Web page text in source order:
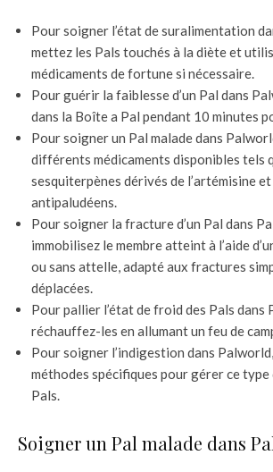
Pour soigner l’état de suralimentation
mettez les Pals touchés à la diète et
médicaments de fortune si nécessaire.
Pour guérir la faiblesse d’un Pal dans
dans la Boîte a Pal pendant 10 minutes
Pour soigner un Pal malade dans
différents médicaments disponibles tels
sesquiterpènes dérivés de l’artémisine et
antipaludéens.
Pour soigner la fracture d’un Pal dans
immobilisez le membre atteint à l’aide
ou sans attelle, adapté aux fractures
déplacées.
Pour pallier l’état de froid des Pals dans
réchauffez-les en allumant un feu de
Pour soigner l’indigestion dans
méthodes spécifiques pour gérer ce type
Pals.
Soigner un Pal malade dans